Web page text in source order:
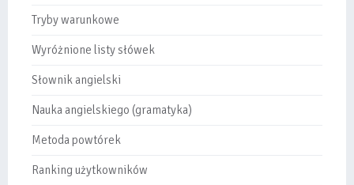
Tryby warunkowe
Wyróżnione listy słówek
Słownik angielski
Nauka angielskiego (gramatyka)
Metoda powtórek
Ranking użytkowników